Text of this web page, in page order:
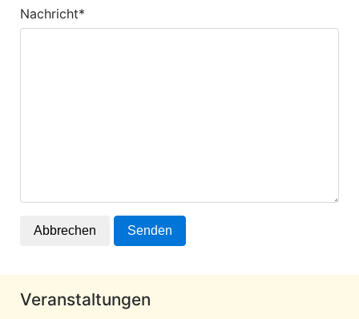
Nachricht*
Abbrechen Senden
Veranstaltungen